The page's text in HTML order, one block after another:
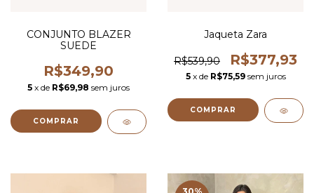
CONJUNTO BLAZER
SUEDE
R$349,90
5 x de R$69,98 sem juros
COMPRAR
Jaqueta Zara
R$539,90 R$377,93
5 x de R$75,59 sem juros
COMPRAR